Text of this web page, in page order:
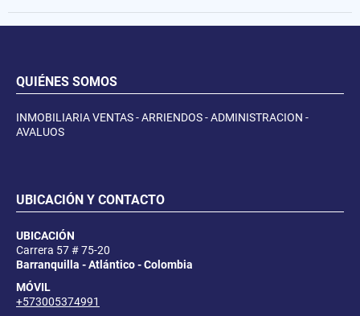
QUIÉNES SOMOS
INMOBILIARIA VENTAS - ARRIENDOS - ADMINISTRACION -
AVALUOS
UBICACIÓN Y CONTACTO
UBICACIÓN
Carrera 57 # 75-20
Barranquilla - Atlántico - Colombia
MÓVIL
+573005374991